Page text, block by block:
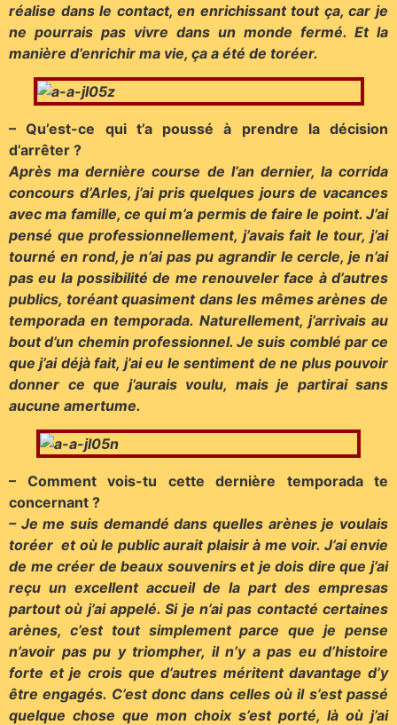
réalise dans le contact, en enrichissant tout ça, car je
ne pourrais pas vivre dans un monde fermé. Et la
manière d’enrichir ma vie, ça a été de toréer.
– Qu’est-ce qui t’a poussé à prendre la décision
d’arrêter ?
Après ma dernière course de l’an dernier, la corrida
concours d’Arles, j’ai pris quelques jours de vacances
avec ma famille, ce qui m’a permis de faire le point. J’ai
pensé que professionnellement, j’avais fait le tour, j’ai
tourné en rond, je n’ai pas pu agrandir le cercle, je n’ai
pas eu la possibilité de me renouveler face à d’autres
publics, toréant quasiment dans les mêmes arènes de
temporada en temporada. Naturellement, j’arrivais au
bout d’un chemin professionnel. Je suis comblé par ce
que j’ai déjà fait, j’ai eu le sentiment de ne plus pouvoir
donner ce que j’aurais voulu, mais je partirai sans
aucune amertume.
– Comment vois-tu cette dernière temporada te
concernant ?
– Je me suis demandé dans quelles arènes je voulais
toréer et où le public aurait plaisir à me voir. J’ai envie
de me créer de beaux souvenirs et je dois dire que j’ai
reçu un excellent accueil de la part des empresas
partout où j’ai appelé. Si je n’ai pas contacté certaines
arènes, c’est tout simplement parce que je pense
n’avoir pas pu y triompher, il n’y a pas eu d’histoire
forte et je crois que d’autres méritent davantage d’y
être engagés. C’est donc dans celles où il s’est passé
quelque chose que mon choix s’est porté, là où j’ai